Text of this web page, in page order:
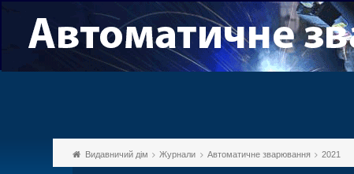
Видавничий дім Журнали Автоматичне зварювання 2021